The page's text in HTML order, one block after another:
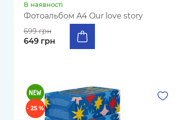
В наявності
Фотоальбом A4 Our love story
699 грн
649 грн
- 25 %